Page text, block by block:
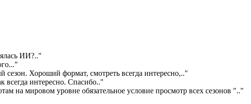
ИИ?.."
.."
сезон. Хороший формат, смотреть всегда интересно,.."
всегда интересно. Спасибо.."
на мировом уровне обязательное условие просмотр всех сезонов ".."